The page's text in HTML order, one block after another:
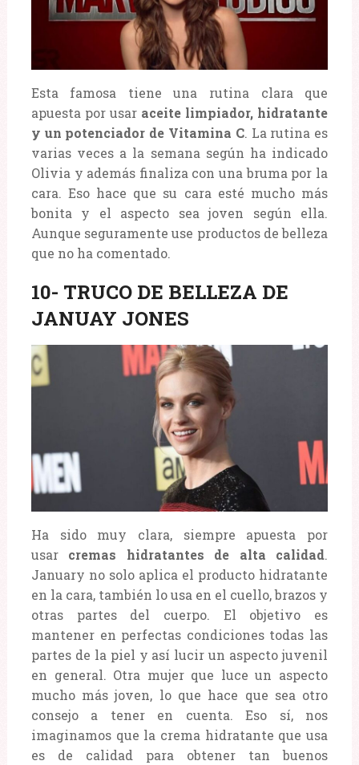
Esta famosa tiene una rutina clara que
apuesta por usar aceite limpiador, hidratante
y un potenciador de Vitamina C. La rutina es
varias veces a la semana según ha indicado
Olivia y además finaliza con una bruma por la
cara. Eso hace que su cara esté mucho más
bonita y el aspecto sea joven según ella.
Aunque seguramente use productos de belleza
que no ha comentado.
10- TRUCO DE BELLEZA DE
JANUAY JONES
Ha sido muy clara, siempre apuesta por
usar cremas hidratantes de alta calidad.
January no solo aplica el producto hidratante
en la cara, también lo usa en el cuello, brazos y
otras partes del cuerpo. El objetivo es
mantener en perfectas condiciones todas las
partes de la piel y así lucir un aspecto juvenil
en general. Otra mujer que luce un aspecto
mucho más joven, lo que hace que sea otro
consejo a tener en cuenta. Eso sí, nos
imaginamos que la crema hidratante que usa
es de calidad para obtener tan buenos